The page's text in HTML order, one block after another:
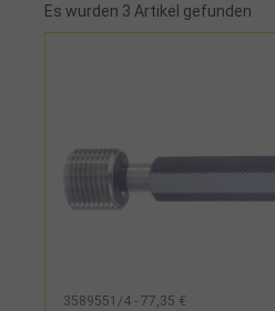
Es wurden 3 Artikel gefunden
3589551/4 - 77,35 €